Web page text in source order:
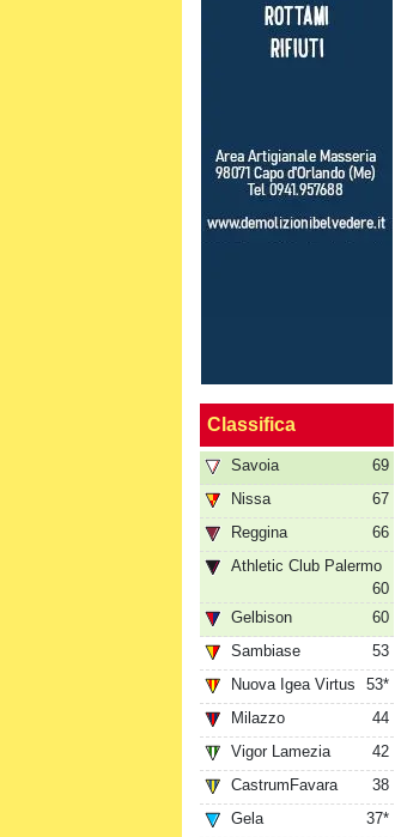
Classifica
Savoia
69
Nissa
67
Reggina
66
Athletic Club Palermo
60
Gelbison
60
Sambiase
53
Nuova Igea Virtus
53*
Milazzo
44
Vigor Lamezia
42
CastrumFavara
38
Gela
37*